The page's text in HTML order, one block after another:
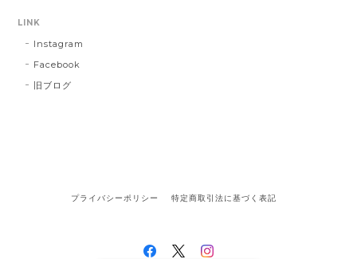
LINK
Instagram
Facebook
旧ブログ
プライバシーポリシー 特定商取引法に基づく表記